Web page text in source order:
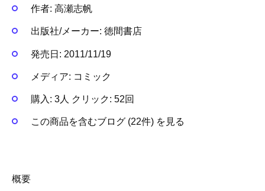
作者: 高瀬志帆
出版社/メーカー: 徳間書店
発売日: 2011/11/19
メディア: コミック
購入 : 3人 クリック: 52回
この商品を含むブログ (22件) を見る
概要